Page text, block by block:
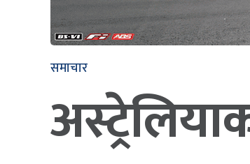
समाचार